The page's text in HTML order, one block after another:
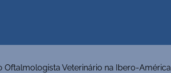
Veterinário na Ibero-América